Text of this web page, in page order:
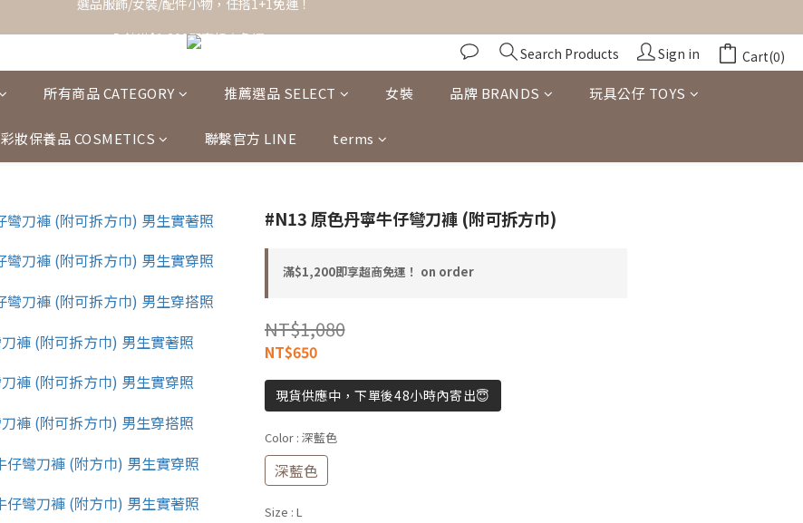
全館滿$1,200即享超商免運！
全館滿$1,200即享超商免運！
選品服飾/女裝/配件小物，任搭1+1免運！
全館滿$1,200即享超商免運！
Search Products Sign in Cart(0)
所有商品 CATEGORY 推薦選品 SELECT 女裝 品牌 BRANDS 玩具公仔 TOYS
彩妝保養品 COSMETICS 聯繫官方 LINE terms
#N13 原色丹寧牛仔彎刀褲 (附可拆方巾)
滿$1,200即享超商免運！ on order
NT$1,080
NT$650
現貨供應中，下單後48小時內寄出😇
Color : 深藍色
深藍色
Size : L